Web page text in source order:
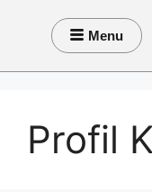
Menu
Profil